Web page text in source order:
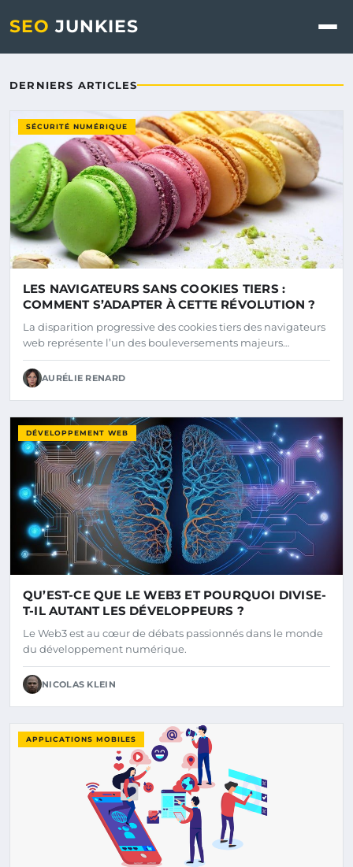
Seo Junkies - Blog
SEO JUNKIES
DERNIERS ARTICLES
SÉCURITÉ NUMÉRIQUE
LES NAVIGATEURS SANS COOKIES TIERS :
COMMENT S’ADAPTER À CETTE RÉVOLUTION ?
La disparition progressive des cookies tiers des navigateurs
web représente l’un des bouleversements majeurs…
AURÉLIE RENARD
DÉVELOPPEMENT WEB
QU’EST-CE QUE LE WEB3 ET POURQUOI DIVISE-
T-IL AUTANT LES DÉVELOPPEURS ?
Le Web3 est au cœur de débats passionnés dans le monde
du développement numérique.
NICOLAS KLEIN
APPLICATIONS MOBILES